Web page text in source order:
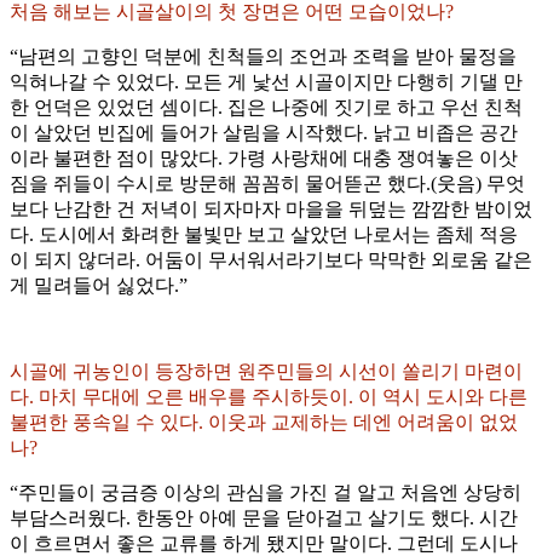
처음 해보는 시골살이의 첫 장면은 어떤 모습이었나?
“남편의 고향인 덕분에 친척들의 조언과 조력을 받아 물정을
익혀나갈 수 있었다. 모든 게 낯선 시골이지만 다행히 기댈 만
한 언덕은 있었던 셈이다. 집은 나중에 짓기로 하고 우선 친척
이 살았던 빈집에 들어가 살림을 시작했다. 낡고 비좁은 공간
이라 불편한 점이 많았다. 가령 사랑채에 대충 쟁여놓은 이삿
짐을 쥐들이 수시로 방문해 꼼꼼히 물어뜯곤 했다.(웃음) 무엇
보다 난감한 건 저녁이 되자마자 마을을 뒤덮는 깜깜한 밤이었
다. 도시에서 화려한 불빛만 보고 살았던 나로서는 좀체 적응
이 되지 않더라. 어둠이 무서워서라기보다 막막한 외로움 같은
게 밀려들어 싫었다.”
시골에 귀농인이 등장하면 원주민들의 시선이 쏠리기 마련이
다. 마치 무대에 오른 배우를 주시하듯이. 이 역시 도시와 다른
불편한 풍속일 수 있다. 이웃과 교제하는 데엔 어려움이 없었
나?
“주민들이 궁금증 이상의 관심을 가진 걸 알고 처음엔 상당히
부담스러웠다. 한동안 아예 문을 닫아걸고 살기도 했다. 시간
이 흐르면서 좋은 교류를 하게 됐지만 말이다. 그런데 도시나